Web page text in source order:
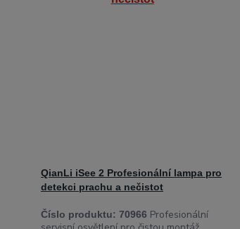
QianLi iSee 2 Profesionální lampa pro
detekci prachu a nečistot
Číslo produktu: 70966 Profesionální